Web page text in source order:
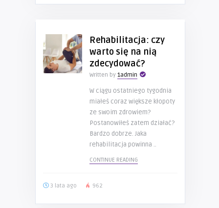
Rehabilitacja: czy
warto się na nią
zdecydować?
Written by 1admin
W ciągu ostatniego tygodnia
miałeś coraz większe kłopoty
ze swoim zdrowiem?
Postanowiłeś zatem działać?
Bardzo dobrze. Jaka
rehabilitacja powinna ..
CONTINUE READING
3 lata ago 962